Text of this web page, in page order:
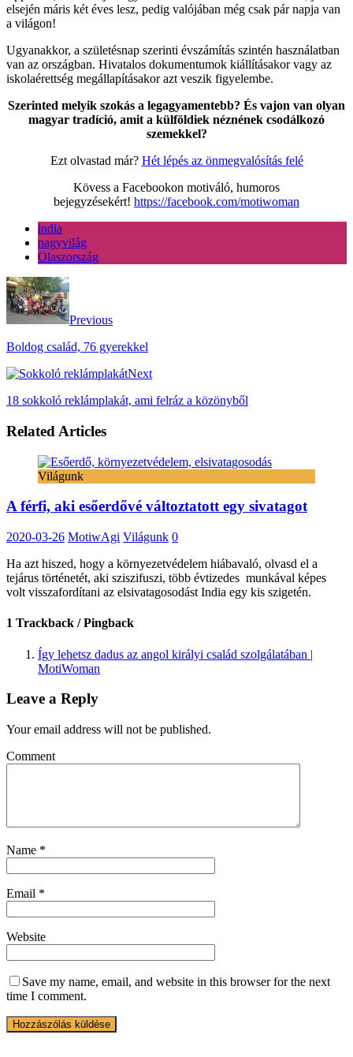
elsején máris két éves lesz, pedig valójában még csak pár napja van
a világon!
Ugyanakkor, a születésnap szerinti évszámítás szintén használatban
van az országban. Hivatalos dokumentumok kiállításakor vagy az
iskolaérettség megállapításakor azt veszik figyelembe.
Szerinted melyik szokás a legagyamentebb? És vajon van olyan
magyar tradíció, amit a külföldiek néznének csodálkozó
szemekkel?
Ezt olvastad már? Hét lépés az önmegvalósítás felé
Kövess a Facebookon motiváló, humoros
bejegyzésekért! https://facebook.com/motiwoman
india
nagyvilág
Olaszország
Previous
Boldog család, 76 gyerekkel
Next
18 sokkoló reklámplakát, ami felráz a közönyből
Related Articles
Világunk
A férfi, aki esőerdővé változtatott egy sivatagot
2020-03-26 MotiwAgi Világunk 0
Ha azt hiszed, hogy a környezetvédelem hiábavaló, olvasd el a
tejárus történetét, aki sziszifuszi, több évtizedes munkával képes
volt visszafordítani az elsivatagosodást India egy kis szigetén.
1 Trackback / Pingback
Így lehetsz dadus az angol királyi család szolgálatában |
MotiWoman
Leave a Reply
Your email address will not be published.
Comment
Name *
Email *
Website
Save my name, email, and website in this browser for the next
time I comment.